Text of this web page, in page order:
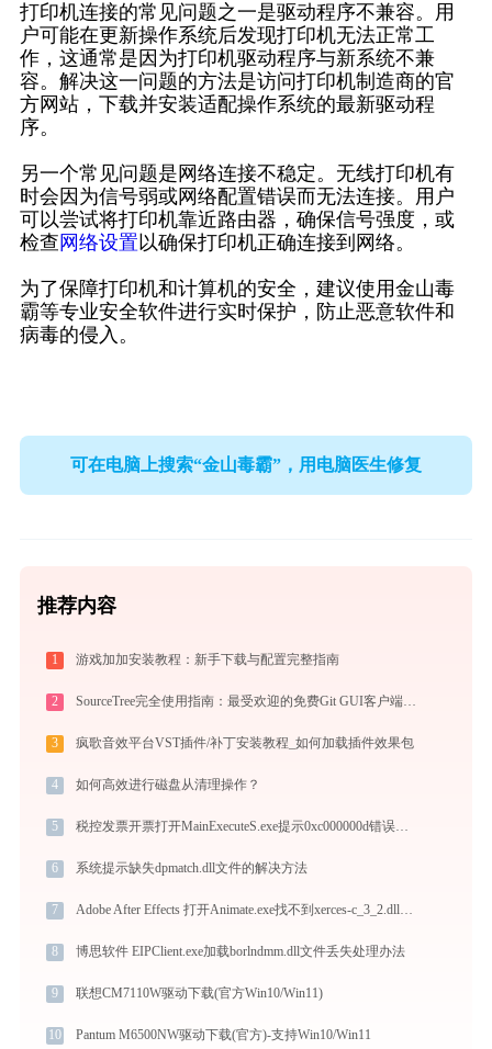
打印机连接的常见问题之一是驱动程序不兼容。用
户可能在更新操作系统后发现打印机无法正常工
作，这通常是因为打印机驱动程序与新系统不兼
容。解决这一问题的方法是访问打印机制造商的官
方网站，下载并安装适配操作系统的最新驱动程
序。
另一个常见问题是网络连接不稳定。无线打印机有
时会因为信号弱或网络配置错误而无法连接。用户
可以尝试将打印机靠近路由器，确保信号强度，或
检查 网络设置以确保打印机正确连接到网络。
为了保障打印机和计算机的安全，建议使用金山毒
霸等专业安全软件进行实时保护，防止恶意软件和
病毒的侵入。
可在电脑上搜索“金山毒霸”，用电脑医生修复
推荐内容
1 游戏加加安装教程：新手下载与配置完整指南
2 SourceTree完全使用指南：最受欢迎的免费Git GUI客户端从入门到精通（2026最新）
3 疯歌音效平台VST插件/补丁安装教程_如何加载插件效果包
4 如何高效进行磁盘从清理操作？
5 税控发票开票打开MainExecuteS.exe提示0xc000000d错误码怎么办
6 系统提示缺失dpmatch.dll文件的解决方法
7 Adobe After Effects 打开Animate.exe找不到xerces-c_3_2.dll怎么办
8 博思软件 EIPClient.exe加载borlndmm.dll文件丢失处理办法
9 联想CM7110W驱动下载(官方Win10/Win11)
10 Pantum M6500NW驱动下载(官方)-支持Win10/Win11